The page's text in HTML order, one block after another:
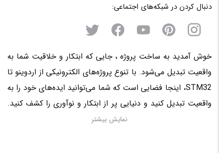
دنبال کردن در شبکه‌های اجتماعی:
خوش آمدید به ساخت پروژه ، جایی که ابتکار و خلاقیت شما به
واقعیت تبدیل می‌شود. با تنوع پروژه‌های الکترونیکی از اردوینو تا
STM32، اینجا فضایی است که شما می‌توانید ایده‌های خود را به
واقعیت تبدیل کنید و دنیایی پر از ابتکار و نوآوری را کشف کنید.
منتظر حضور فعال شما در این سرزمین الکترونیکی هستیم!
نمایش بیشتر